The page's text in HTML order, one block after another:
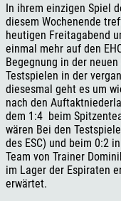
In ihrem einzigen Spiel
diesem Wochenende
heutigen Freitagabend
einmal mehr auf den
Begegnung in der
Testspielen in der
diesesmal geht es um
nach den
dem 1:4 beim
wären Bei den
des ESC) und beim 0:2
Team von Trainer
im Lager der Espiraten
erwärtet.